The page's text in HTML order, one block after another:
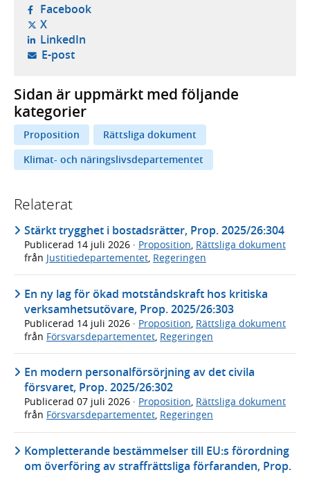
Facebook- öppnas i ny flik, extern webbplats,
X- öppnas i ny flik, extern webbplats,
LinkedIn- öppnas i ny flik, extern webbplats,
E-post- öppnar din e-postklient,
Sidan är uppmärkt med följande
kategorier
Proposition
Rättsliga dokument
Klimat- och näringslivsdepartementet
Relaterat
Stärkt trygghet i bostadsrätter, Prop. 2025/26:304
Publicerad 14 juli 2026 · Proposition, Rättsliga dokument
från Justitiedepartementet, Regeringen
En ny lag för ökad motståndskraft hos kritiska
verksamhetsutövare, Prop. 2025/26:303
Publicerad 14 juli 2026 · Proposition Rättsliga dokument
från Försvarsdepartementet Regeringen
En modern personalförsörjning av det civila
försvaret, Prop. 2025/26:302
Publicerad 07 juli 2026 · Proposition, Rättsliga dokument
från Försvarsdepartementet, Regeringen
Kompletterande bestämmelser till EU:s förordning
om överföring av straffrättsliga förfaranden, Prop.